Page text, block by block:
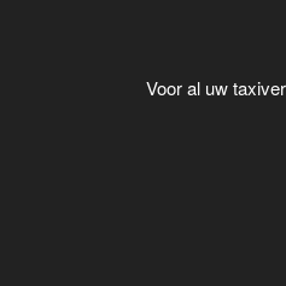
Voor al uw